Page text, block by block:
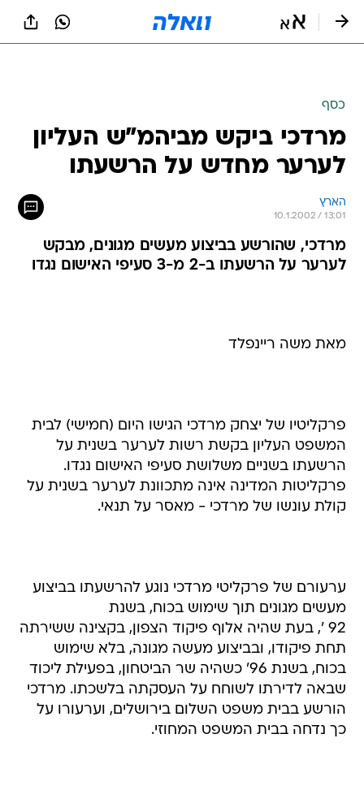
כסף
מרדכי ביקש מביהמ"ש העליון
לערער מחדש על הרשעתו
הארץ
10.1.2002 / 13:01
מרדכי, שהורשע בביצוע מעשים מגונים, מבקש
לערער על הרשעתו ב-2 מ-3 סעיפי האישום נגדו
מאת משה ריינפלד
פרקליטיו של יצחק מרדכי הגישו היום (חמישי) לבית
המשפט העליון בקשת רשות לערער בשנית על
הרשעתו בשניים משלושת סעיפי האישום נגדו.
פרקליטות המדינה אינה מתכוונת לערער בשנית על
קולת עונשו של מרדכי - מאסר על תנאי.
ערעורם של פרקליטי מרדכי נוגע להרשעתו בביצוע
מעשים מגונים תוך שימוש בכוח, בשנת
92 ', בעת שהיה אלוף פיקוד הצפון, בקצינה ששירתה
תחת פיקודו, ובביצוע מעשה מגונה, בלא שימוש
בכוח, בשנת 96' כשהיה שר הביטחון, בפעילת ליכוד
שבאה לדירתו לשוחח על העסקתה בלשכתו. מרדכי
הורשע בבית משפט השלום בירושלים, וערעורו על
כך נדחה בבית המשפט המחוזי.